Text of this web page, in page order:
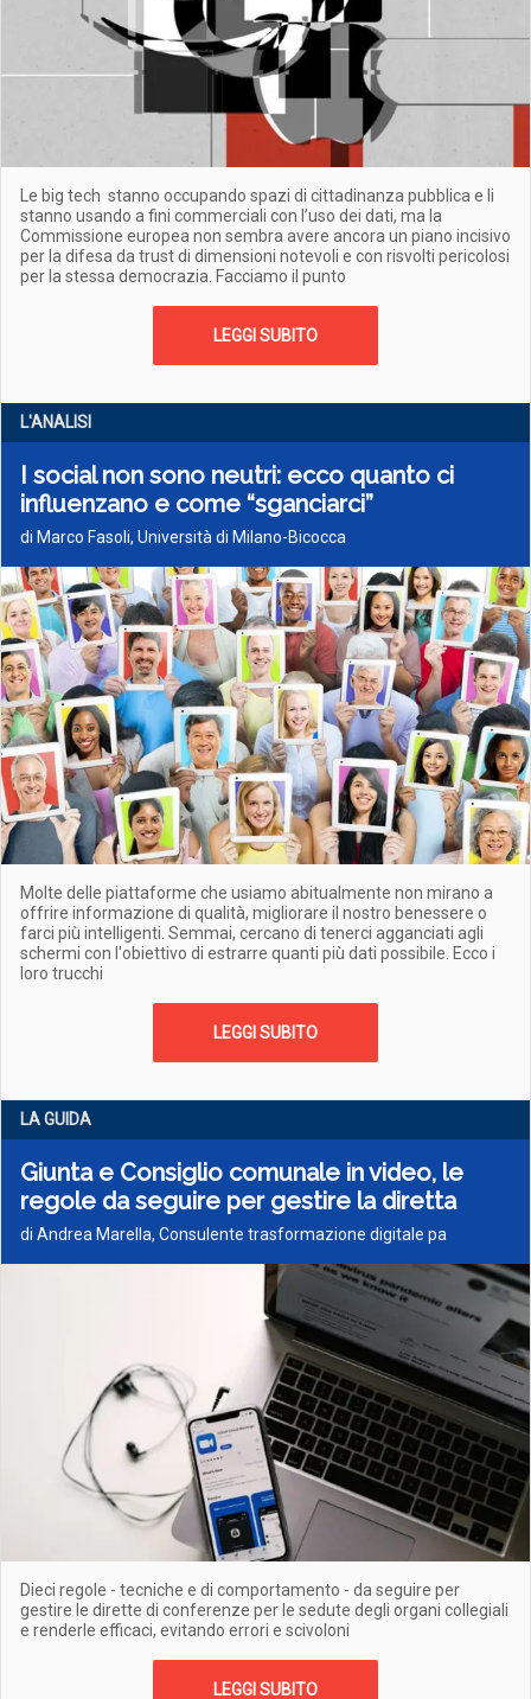
Le big tech stanno occupando spazi di cittadinanza pubblica e li
stanno usando a fini commerciali con l’uso dei dati, ma la
Commissione europea non sembra avere ancora un piano incisivo
per la difesa da trust di dimensioni notevoli e con risvolti pericolosi
per la stessa democrazia. Facciamo il punto
LEGGI SUBITO
L'ANALISI
I social non sono neutri: ecco quanto ci
influenzano e come “sganciarci”
di Marco Fasoli, Università di Milano-Bicocca
Molte delle piattaforme che usiamo abitualmente non mirano a
offrire informazione di qualità, migliorare il nostro benessere o
farci più intelligenti. Semmai, cercano di tenerci agganciati agli
schermi con l'obiettivo di estrarre quanti più dati possibile. Ecco i
loro trucchi
LEGGI SUBITO
LA GUIDA
Giunta e Consiglio comunale in video, le
regole da seguire per gestire la diretta
di Andrea Marella, Consulente trasformazione digitale pa
Dieci regole - tecniche e di comportamento - da seguire per
gestire le dirette di conferenze per le sedute degli organi collegiali
e renderle efficaci, evitando errori e scivoloni
LEGGI SUBITO